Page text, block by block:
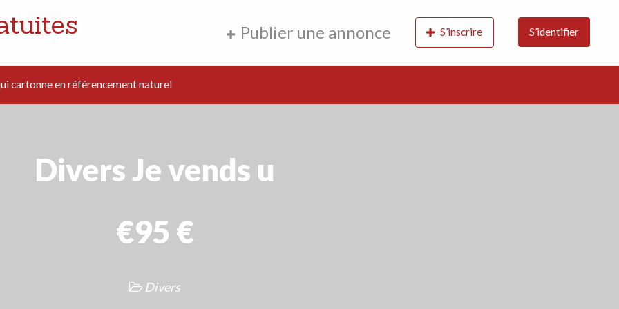
Publier une annonce S’inscrire S’identifier
cartonne en référencement naturel
Divers Je vends u
€95 €
Divers